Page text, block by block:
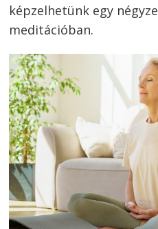
képzelhetünk egy
meditációban.